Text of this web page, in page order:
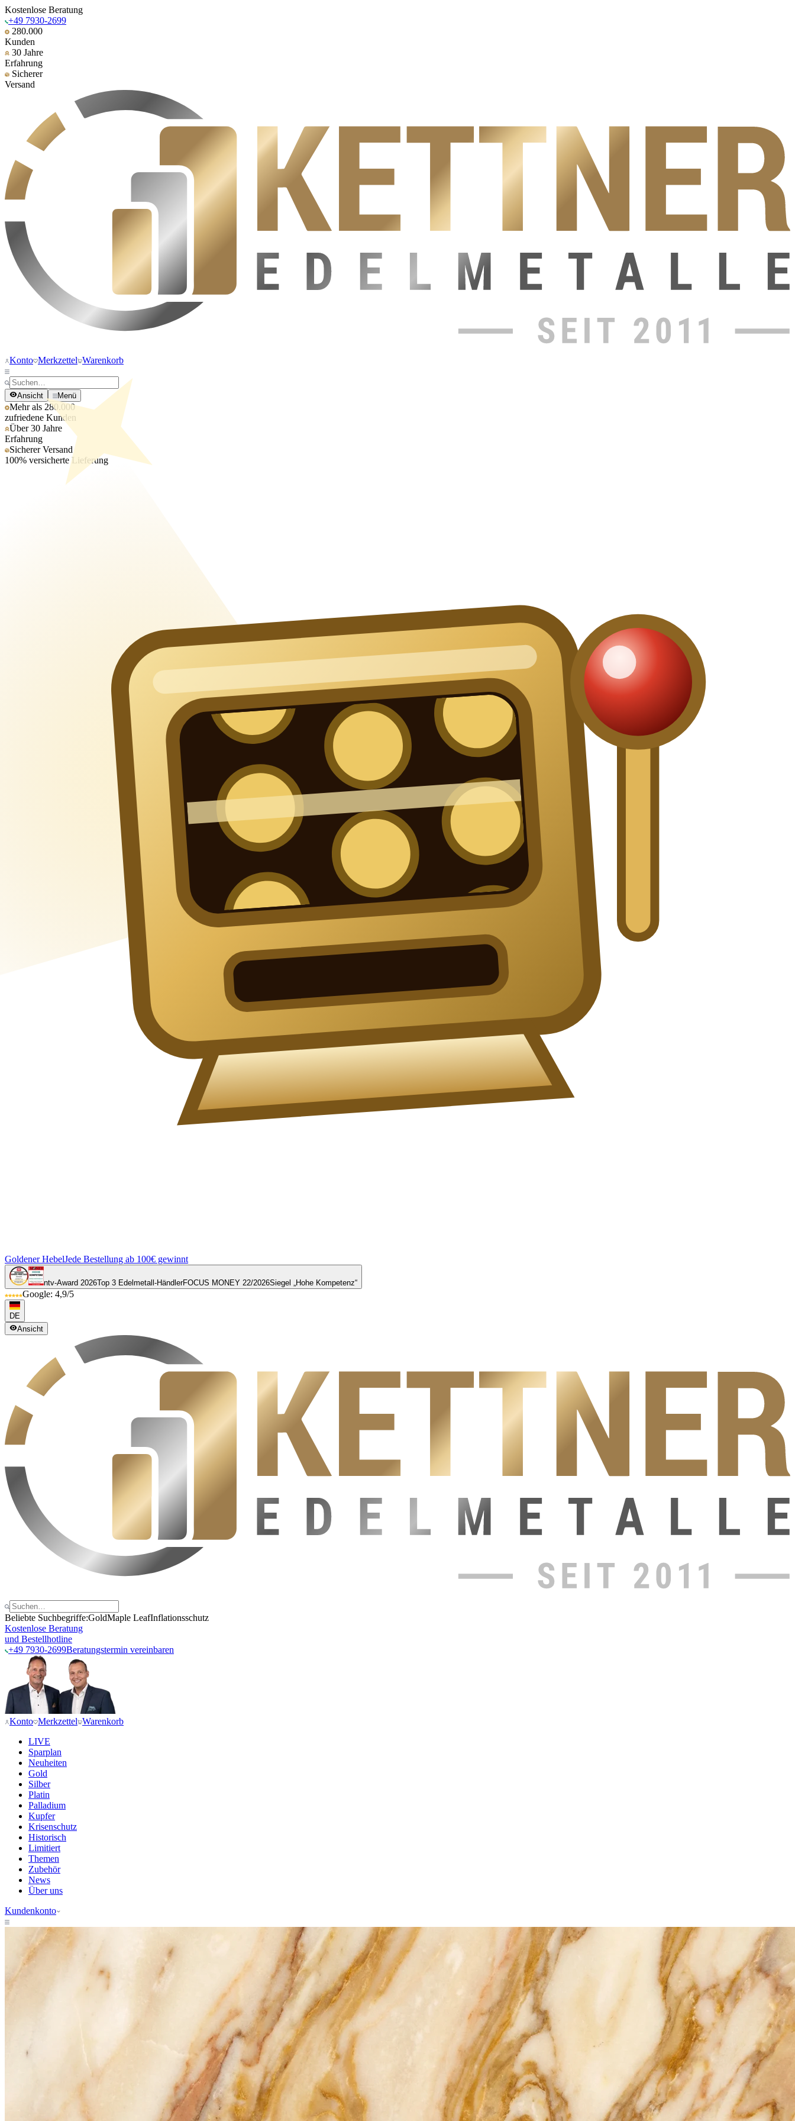
Kostenlose Beratung
+49 7930-2699
280.000
Kunden
30 Jahre
Erfahrung
Sicherer
Versand
Konto Merkzettel Warenkorb
Ansicht Menü
Mehr als 280.000
zufriedene Kunden
Über 30 Jahre
Erfahrung
Sicherer Versand
100% versicherte Lieferung
Goldener HebelJede Bestellung ab 100€ gewinnt
ntv-Award 2026Top 3 Edelmetall-HändlerFOCUS MONEY 22/2026Siegel „Hohe Kompetenz“
Google: 4,9/5
DE
Ansicht
Beliebte Suchbegriffe:GoldMaple LeafInflationsschutz
Kostenlose Beratung
und Bestellhotline
+49 7930-2699Beratungstermin vereinbaren
Konto Merkzettel Warenkorb
LIVE
Sparplan
Neuheiten
Gold
Silber
Platin
Palladium
Kupfer
Krisenschutz
Historisch
Limitiert
Themen
Zubehör
News
Über uns
Kundenkonto